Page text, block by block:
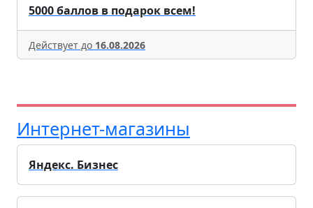
5000 баллов в подарок всем!
Действует до 16.08.2026
Интернет-магазины
Яндекс. Бизнес